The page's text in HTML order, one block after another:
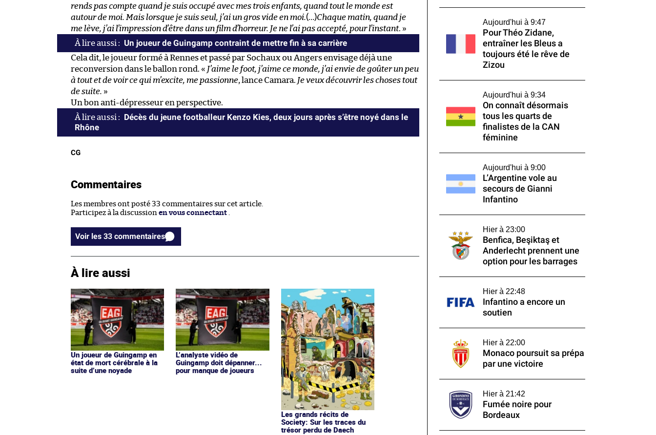
rends pas compte quand je suis occupé avec mes trois enfants, quand tout le monde est
autour de moi. Mais lorsque je suis seul, j’ai un gros vide en moi.(…)Chaque matin, quand je
me lève, j’ai l’impression d’être dans un film d’horreur. Je ne l’ai pas accepté, pour l’instant. »
Un joueur de Guingamp contraint de mettre fin à sa carrière
Cela dit, le joueur formé à Rennes et passé par Sochaux ou Angers envisage déjà une
reconversion dans le ballon rond. « J’aime le foot, j’aime ce monde, j’ai envie de goûter un peu
à tout et de voir ce qui m’excite, me passionne, lance Camara. Je veux découvrir les choses tout
de suite. »
Un bon anti-dépresseur en perspective.
Décès du jeune footballeur Kenzo Kies, deux jours après s’être noyé dans le
Rhône
CG
Commentaires
Les membres ont posté 33 commentaires sur cet article.
Participez à la discussion en vous connectant .
Voir les 33 commentaires
À lire aussi
Un joueur de Guingamp en
état de mort cérébrale à la
suite d’une noyade
L’analyste vidéo de
Guingamp doit dépanner...
pour manque de joueurs
Les grands récits de
Society: Sur les traces du
trésor perdu de Daech
Aujourd'hui à 9:47
Pour Théo Zidane,
entraîner les Bleus a
toujours été le rêve de
Zizou
Aujourd'hui à 9:34
On connaît désormais
tous les quarts de
finalistes de la CAN
féminine
Aujourd'hui à 9:00
L’Argentine vole au
secours de Gianni
Infantino
Hier à 23:00
Benfica, Beşiktaş et
Anderlecht prennent une
option pour les barrages
Hier à 22:48
Infantino a encore un
soutien
Hier à 22:00
Monaco poursuit sa prépa
par une victoire
Hier à 21:42
Fumée noire pour
Bordeaux